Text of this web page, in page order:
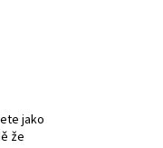
jako
že